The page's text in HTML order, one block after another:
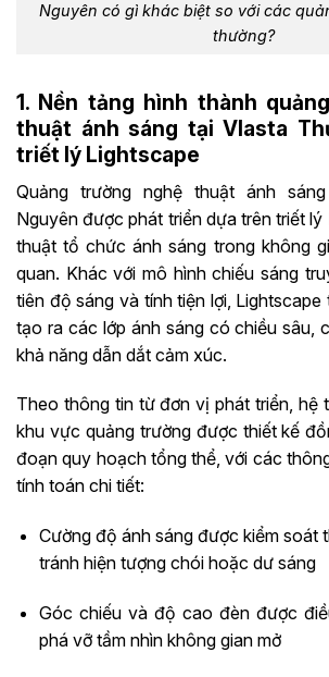
Nguyên có gì khác biệt so với các
thường?
1. Nền tảng hình thành
thuật ánh sáng tại Vlasta
triết lý Lightscape
Quảng trường nghệ thuật ánh
Nguyên được phát triển dựa trên triết lý
thuật tổ chức ánh sáng trong không
quan. Khác với mô hình chiếu sáng
tiên độ sáng và tính tiện lợi,
tạo ra các lớp ánh sáng có chiều sâu,
khả năng dẫn dắt cảm xúc.
Theo thông tin từ đơn vị phát triển, hệ
khu vực quảng trường được thiết kế
đoạn quy hoạch tổng thể, với các
tính toán chi tiết:
Cường độ ánh sáng được kiểm soát
tránh hiện tượng chói hoặc dư sáng
Góc chiếu và độ cao đèn được
phá vỡ tầm nhìn không gian mở